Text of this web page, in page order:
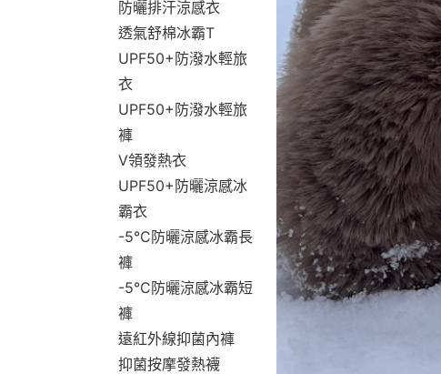
防曬排汗涼感衣
透氣舒棉冰霸T
UPF50+防潑水輕旅
衣
UPF50+防潑水輕旅
褲
V領發熱衣
UPF50+防曬涼感冰
霸衣
-5°C防曬涼感冰霸長
褲
-5°C防曬涼感冰霸短
褲
遠紅外線抑菌內褲
抑菌按摩發熱襪